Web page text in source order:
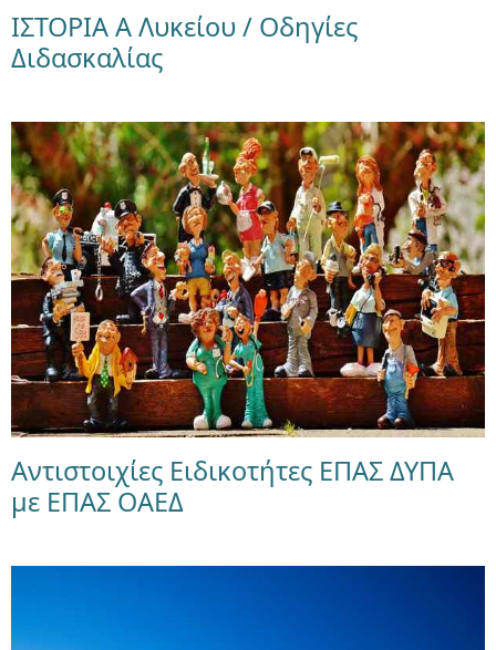
ΙΣΤΟΡΙΑ Α Λυκείου / Οδηγίες
Διδασκαλίας
Αντιστοιχίες Ειδικοτήτες ΕΠΑΣ ΔΥΠΑ
με ΕΠΑΣ ΟΑΕΔ